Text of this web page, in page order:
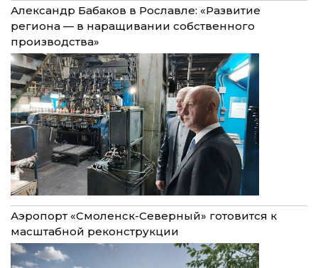
Александр Бабаков в Рославле: «Развитие
региона — в наращивании собственного
производства»
Аэропорт «Смоленск-Северный» готовится к
масштабной реконструкции